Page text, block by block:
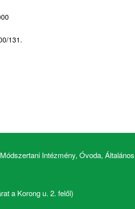
131.
Intézmény, Óvoda,
a Korong u. 2. felől)